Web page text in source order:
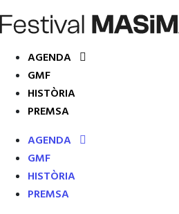
AGENDA
GMF
HISTÒRIA
PREMSA
AGENDA
GMF
HISTÒRIA
PREMSA